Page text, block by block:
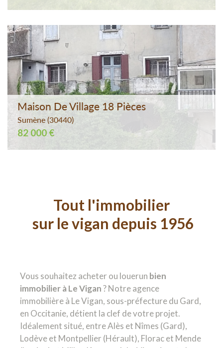
Maison De Village 18 Pièces
Sumène (30440)
82 000 €
Tout l'immobilier
sur le vigan depuis 1956
Vous souhaitez acheter ou louerun bien
immobilier à Le Vigan? Notre agence
immobilière à Le Vigan, sous-préfecture du Gard,
en Occitanie, détient la clef de votre projet.
Idéalement situé, entre Alès et Nîmes (Gard),
Lodève et Montpellier (Hérault), Florac et Mende